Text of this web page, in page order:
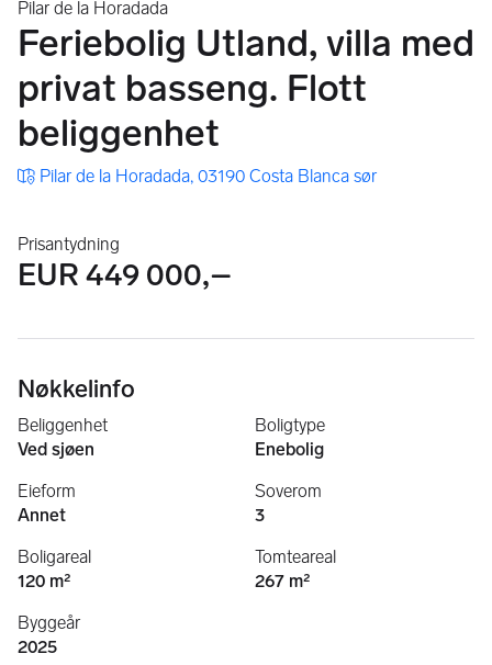
Pilar de la Horadada
Feriebolig Utland, villa med
privat basseng. Flott
beliggenhet
Pilar de la Horadada, 03190 Costa Blanca sør
Prisantydning
EUR 449 000,–
Nøkkelinfo
Beliggenhet
Ved sjøen
Boligtype
Enebolig
Eieform
Annet
Soverom
3
Boligareal
120 m²
Tomteareal
267 m²
Byggeår
2025